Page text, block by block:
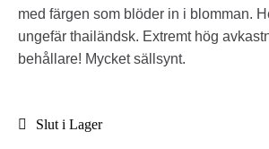
med färgen som blöder in i blomman.
ungefär thailändsk. Extremt hög
behållare! Mycket sällsynt.
Slut i Lager